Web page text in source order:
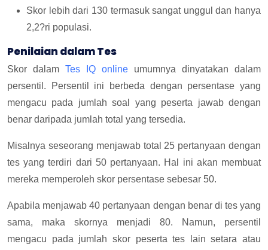
Skor lebih dari 130 termasuk sangat unggul dan hanya
2,2?ri populasi.
Penilaian dalam Tes
Skor dalam Tes IQ online umumnya dinyatakan dalam
persentil. Persentil ini berbeda dengan persentase yang
mengacu pada jumlah soal yang peserta jawab dengan
benar daripada jumlah total yang tersedia.
Misalnya seseorang menjawab total 25 pertanyaan dengan
tes yang terdiri dari 50 pertanyaan. Hal ini akan membuat
mereka memperoleh skor persentase sebesar 50.
Apabila menjawab 40 pertanyaan dengan benar di tes yang
sama, maka skornya menjadi 80. Namun, persentil
mengacu pada jumlah skor peserta tes lain setara atau